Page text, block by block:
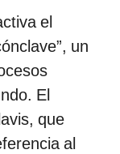
el
un
El
que
al